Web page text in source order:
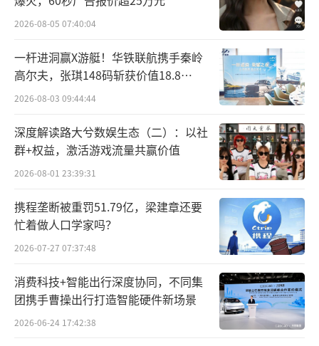
2026-08-05 07:40:04
一杆进洞赢X游艇！华铁联航携手秦岭
高尔夫，张琪148码斩获价值18.8
万“十年豪华新能源智能游艇出海权
2026-08-03 09:44:44
深度解读路大兮数娱生态（二）：以社
群+权益，激活游戏流量共赢价值
2026-08-01 23:39:31
携程垄断被重罚51.79亿，梁建章还要
忙着做人口学家吗？
2026-07-27 07:37:48
消费科技+智能出行深度协同，不同集
团携手曹操出行打造智能硬件新场景
2026-06-24 17:42:38